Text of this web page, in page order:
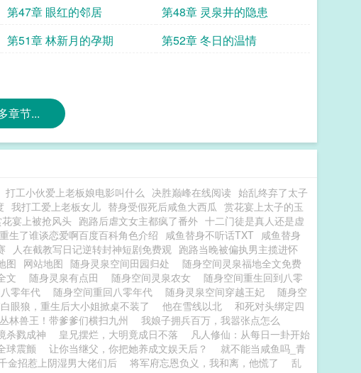
第47章 眼红的邻居
第48章 灵泉井的隐患
第51章 林新月的孕期
第52章 冬日的温情
章节...
打工小伙爱上老板娘电影叫什么 决胜巅峰在线阅读 始乱终弃了太子
我打工爱上老板女儿 替身受假死后咸鱼大西瓜 赏花宴上太子的玉
宴上被抢风头 跑路后虐文女主都疯了番外 十二门徒是真人还是虚
重生了谁谈恋爱啊百度百科角色介绍 咸鱼替身不听话TXT 咸鱼替身
人在截教写日记逆转封神短剧免费观 跑路当晚被偏执男主揽进怀
图 网站地图 随身灵泉空间田园归处
随身空间灵泉福地全文免费
文 随身灵泉有点田 随身空间灵泉农女
随身空间重生回到八零
零年代 随身空间重回八零年代 随身灵泉空间穿越王妃
随身空
眼狼，重生后大小姐掀桌不装了 他在雪线以北
和死对头绑定四
林兽王！带爹爹们横扫九州
我娘子拥兵百万，我嚣张点怎么
杀戮成神 皇兄摆烂，大明竟成日不落
凡人修仙：从每日一卦开始
球震颤 让你当继父，你把她养成文娱天后？
就不能当咸鱼吗_青
金招惹上阴湿男大佬们后 将军府忘恩负义，我和离，他慌了
乱